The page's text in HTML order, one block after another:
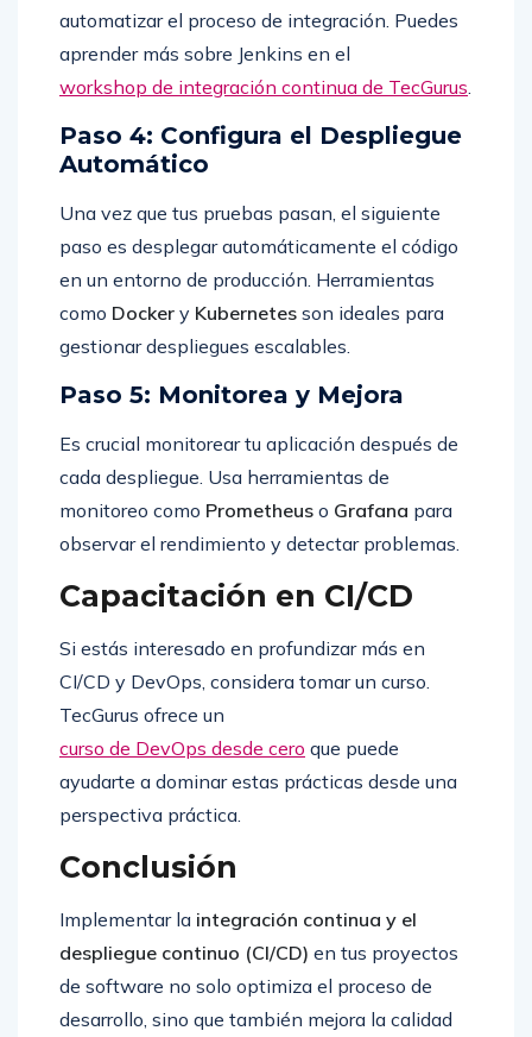
automatizar el proceso de integración. Puedes
aprender más sobre Jenkins en el
workshop de integración continua de TecGurus
Paso 4: Configura el Despliegue
Automático
Una vez que tus pruebas pasan, el siguiente
paso es desplegar automáticamente el código
en un entorno de producción. Herramientas
como Docker y Kubernetes son ideales para
gestionar despliegues escalables.
Paso 5: Monitorea y Mejora
Es crucial monitorear tu aplicación después de
cada despliegue. Usa herramientas de
monitoreo como Prometheus o Grafana para
observar el rendimiento y detectar problemas.
Capacitación en CI/CD
Si estás interesado en profundizar más en
CI/CD y DevOps, considera tomar un curso.
TecGurus ofrece un
curso de DevOps desde cero que puede
ayudarte a dominar estas prácticas desde una
perspectiva práctica.
Conclusión
Implementar la integración continua y el
despliegue continuo (CI/CD) en tus proyectos
de software no solo optimiza el proceso de
desarrollo, sino que también mejora la calidad